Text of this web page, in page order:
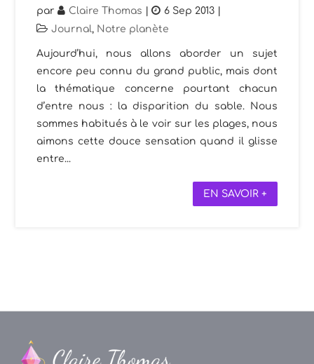
par Claire Thomas | 6 Sep 2013
Journal, Notre planète
Aujourd’hui, nous allons aborder un sujet
encore peu connu du grand public, mais dont
la thématique concerne pourtant chacun
d’entre nous : la disparition du sable. Nous
sommes habitués à le voir sur les plages, nous
aimons cette douce sensation quand il glisse
entre...
EN SAVOIR +